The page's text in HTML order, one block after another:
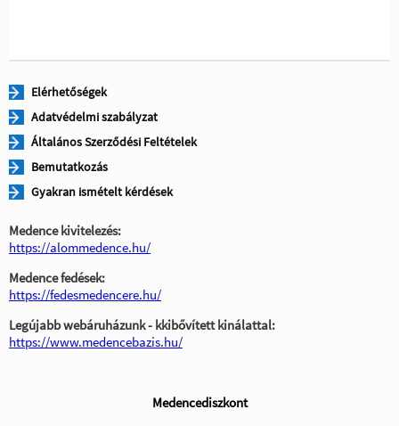
Elérhetőségek
Adatvédelmi szabályzat
Általános Szerződési Feltételek
Bemutatkozás
Gyakran ismételt kérdések
Medence kivitelezés:
https://alommedence.hu/
Medence fedések:
https://fedesmedencere.hu/
Legújabb webáruházunk - kkibővített kinálattal:
https://www.medencebazis.hu/
Medencediszkont